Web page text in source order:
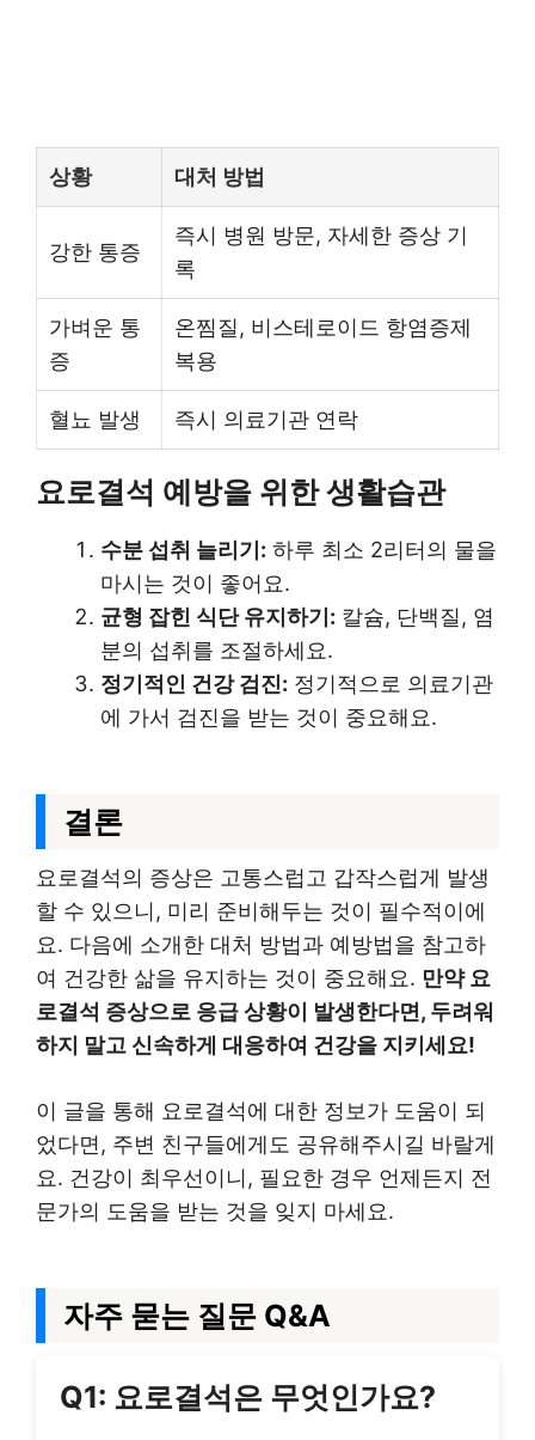
상황 대처 방법
강한 통증
즉시 병원 방문, 자세한 증상 기
록
가벼운 통
증
온찜질, 비스테로이드 항염증제
복용
혈뇨 발생 즉시 의료기관 연락
요로결석 예방을 위한 생활습관
수분 섭취 늘리기: 하루 최소 2리터의 물을
마시는 것이 좋어요.
균형 잡힌 식단 유지하기: 칼슘, 단백질, 염
분의 섭취를 조절하세요.
정기적인 건강 검진: 정기적으로 의료기관
에 가서 검진을 받는 것이 중요해요.
결론
요로결석의 증상은 고통스럽고 갑작스럽게 발생
할 수 있으니, 미리 준비해두는 것이 필수적이에
요. 다음에 소개한 대처 방법과 예방법을 참고하
여 건강한 삶을 유지하는 것이 중요해요. 만약 요
로결석 증상으로 응급 상황이 발생한다면, 두려워
하지 말고 신속하게 대응하여 건강을 지키세요!
이 글을 통해 요로결석에 대한 정보가 도움이 되
었다면, 주변 친구들에게도 공유해주시길 바랄게
요. 건강이 최우선이니, 필요한 경우 언제든지 전
문가의 도움을 받는 것을 잊지 마세요.
자주 묻는 질문 Q&A
Q1: 요로결석은 무엇인가요?